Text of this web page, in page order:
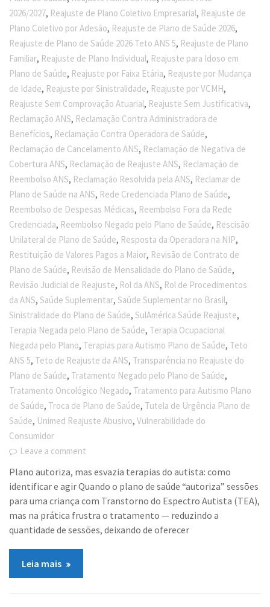
2026/2027, Reajuste de Plano Coletivo Empresarial, Reajuste de
Plano Coletivo por Adesão, Reajuste de Plano de Saúde 2026,
Reajuste de Plano de Saúde 2026 Teto ANS 5, Reajuste de Plano
Familiar, Reajuste de Plano Individual, Reajuste para Idoso em
Plano de Saúde, Reajuste por Faixa Etária, Reajuste por Mudança
de Idade, Reajuste por Sinistralidade, Reajuste por VCMH,
Reajuste Sem Comprovação Atuarial, Reajuste Sem Justificativa,
Reclamação ANS, Reclamação Contra Administradora de
Benefícios, Reclamação Contra Operadora de Saúde,
Reclamação de Cancelamento ANS, Reclamação de Negativa de
Cobertura ANS, Reclamação de Reajuste ANS, Reclamação de
Reembolso ANS, Reclamação Resolvida pela ANS, Reclamar de
Plano de Saúde na ANS, Rede Credenciada Plano de Saúde,
Reembolso de Despesas Médicas, Reembolso Fora da Rede
Credenciada, Reembolso Negado pelo Plano de Saúde, Rescisão
Unilateral de Plano de Saúde, Resposta da Operadora na NIP,
Restituição de Valores Pagos a Maior, Revisão de Contrato de
Plano de Saúde, Revisão de Mensalidade do Plano de Saúde,
Revisão Judicial de Reajuste, Rol da ANS, Rol de Procedimentos
da ANS,Saúde Suplementar,Saúde Suplementar no Brasil,
Sinistralidade do Plano de Saúde,SulAmérica Saúde Reajuste,
Terapia Negada pelo Plano de Saúde, Terapia Ocupacional
Negada pelo Plano, Terapias para Autismo Plano de Saúde, Teto
ANS 5, Teto de Reajuste da ANS, Transparência no Reajuste do
Plano de Saúde, Tratamento Negado pelo Plano de Saúde,
Tratamento Oncológico Negado, Tratamento para Autismo Plano
de Saúde, Troca de Plano de Saúde, Tutela de Urgência Plano de
Saúde, Unimed Reajuste Abusivo,Vulnerabilidade do
Consumidor
Leave a comment
Plano autoriza, mas esvazia terapias do autista: como
identificar e agir Quando o plano de saúde “autoriza” sessões
para uma criança com Transtorno do Espectro Autista (TEA),
mas na prática frustra o tratamento — reduzindo a
quantidade de sessões, deixando de oferecer
Leia mais